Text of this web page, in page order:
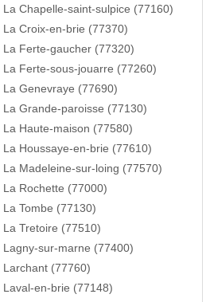
Chapelle-saint-sulpice (77160)
Croix-en-brie (77370)
Ferte-gaucher (77320)
Ferte-sous-jouarre (77260)
Genevraye (77690)
Grande-paroisse (77130)
Haute-maison (77580)
Houssaye-en-brie (77610)
Madeleine-sur-loing (77570)
Rochette (77000)
Tombe (77130)
Tretoire (77510)
sur-marne (77400)
Larchant (77760)
en-brie (77148)